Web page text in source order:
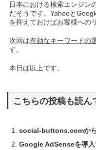
日本における検索エンジン
だそうです。Yahooと
を抑えておけばお客様への
次回は有効なキーワードの
す。
本日は以上です。
こちらの投稿も読ん
social-buttons.comから
Google AdSenseを導入